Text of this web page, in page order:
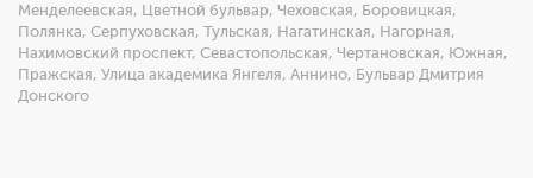
Менделеевская, Цветной бульвар, Чеховская, Боровицкая,
Полянка, Серпуховская, Тульская, Нагатинская, Нагорная,
Нахимовский проспект, Севастопольская, Чертановская, Южная,
Пражская, Улица академика Янгеля, Аннино, Бульвар Дмитрия
Донского